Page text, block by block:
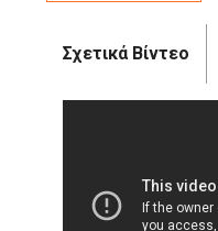
Σχετικά Βίντεο